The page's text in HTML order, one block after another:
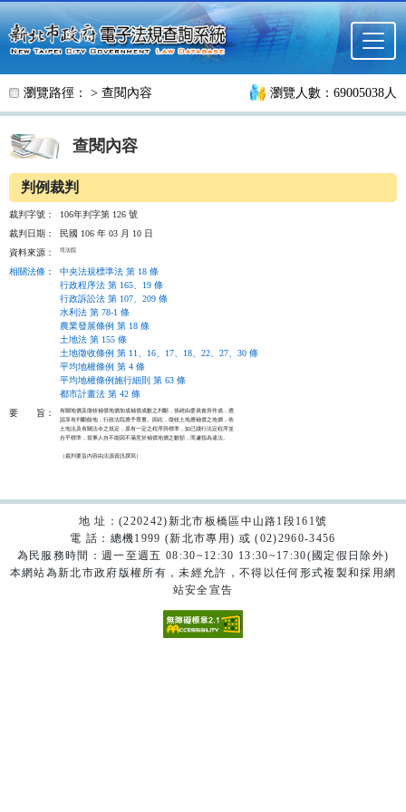
跳至主要內容
瀏覽路徑： > 查閱內容 瀏覽人數：69005038人
查閱內容
判例裁判
裁判字號：
106年判字第 126 號
裁判日期：
民國 106 年 03 月 10 日
資料來源：
司法院
相關法條 ：
中央法規標準法 第 18 條
行政程序法 第 165、19 條
行政訴訟法 第 107、209 條
水利法 第 78-1 條
農業發展條例 第 18 條
土地法 第 155 條
土地徵收條例 第 11、16、17、18、22、27、30 條
平均地權條例 第 4 條
平均地權條例施行細則 第 63 條
都市計畫法 第 42 條
要
旨：
有關地價及徵收補償地價加成補償成數之判斷，係經由委員會所作成，應
認享有判斷餘地，行政法院應予尊重。因此，徵收土地應補償之地價，依
土地法及有關法令之規定，原有一定之程序與標準，如已踐行法定程序並
合乎標準，當事人自不能因不滿意於補償地價之數額，而遽指為違法。
（裁判要旨內容由法源資訊撰寫）
地 址：(220242)新北市板橋區中山路1段161號
電 話：總機1999 (新北市專用) 或 (02)2960-3456
為民服務時間：週一至週五 08:30~12:30 13:30~17:30(國定假日除外)
本網站為新北市政府版權所有，未經允許，不得以任何形式複製和採用網
站安全宣告